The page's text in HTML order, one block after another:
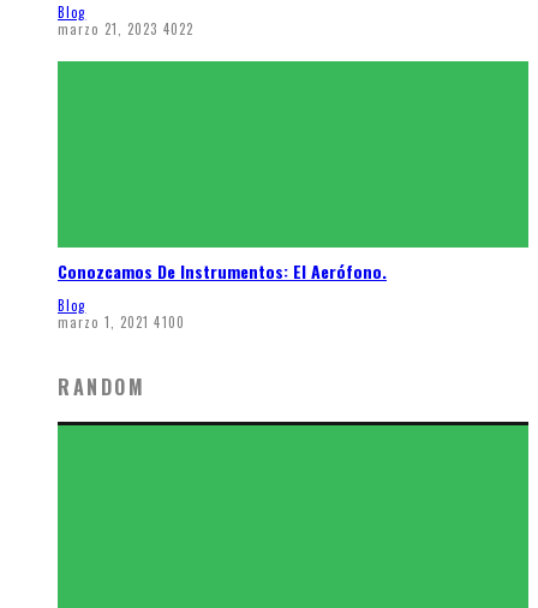
Blog
marzo 21, 2023 4022
Conozcamos De Instrumentos: El Aerófono.
Blog
marzo 1, 2021 4100
RANDOM